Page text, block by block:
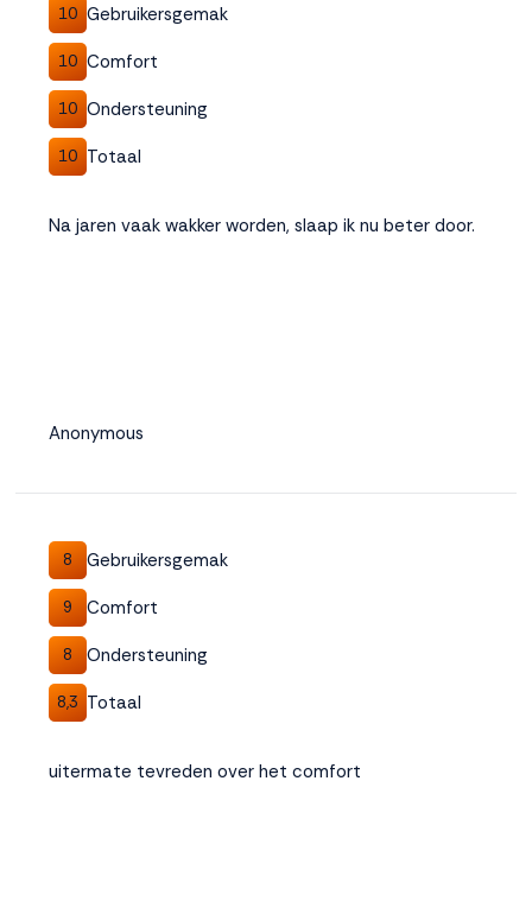
10 Gebruikersgemak
10 Comfort
10 Ondersteuning
10 Totaal
Na jaren vaak wakker worden, slaap ik nu beter door.
Anonymous
8 Gebruikersgemak
9 Comfort
8 Ondersteuning
8,3 Totaal
uitermate tevreden over het comfort